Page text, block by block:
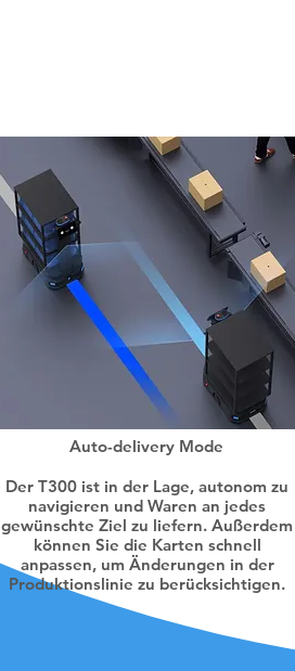
Auto-delivery Mode
Der T300 ist in der Lage, autonom zu
navigieren und Waren an jedes
gewünschte Ziel zu liefern. Außerdem
können Sie die Karten schnell
anpassen, um Änderungen in der
Produktionslinie zu berücksichtigen.